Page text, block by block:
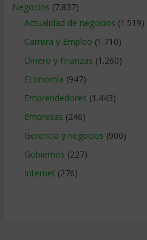
Negocios (7.837)
Actualidad de negocios (1.519)
Carrera y Empleo (1.710)
Dinero y finanzas (1.260)
Economía (947)
Emprendedores (1.443)
Empresas (246)
Gerencia y negocios (900)
Gobiernos (227)
Internet (276)